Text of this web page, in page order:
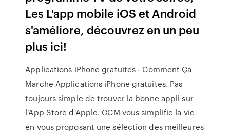
Les L'app mobile iOS et Android
s'améliore, découvrez en un peu
plus ici!
Applications iPhone gratuites - Comment Ça
Marche Applications iPhone gratuites. Pas
toujours simple de trouver la bonne appli sur
l'App Store d'Apple. CCM vous simplifie la vie
en vous proposant une sélection des meilleures